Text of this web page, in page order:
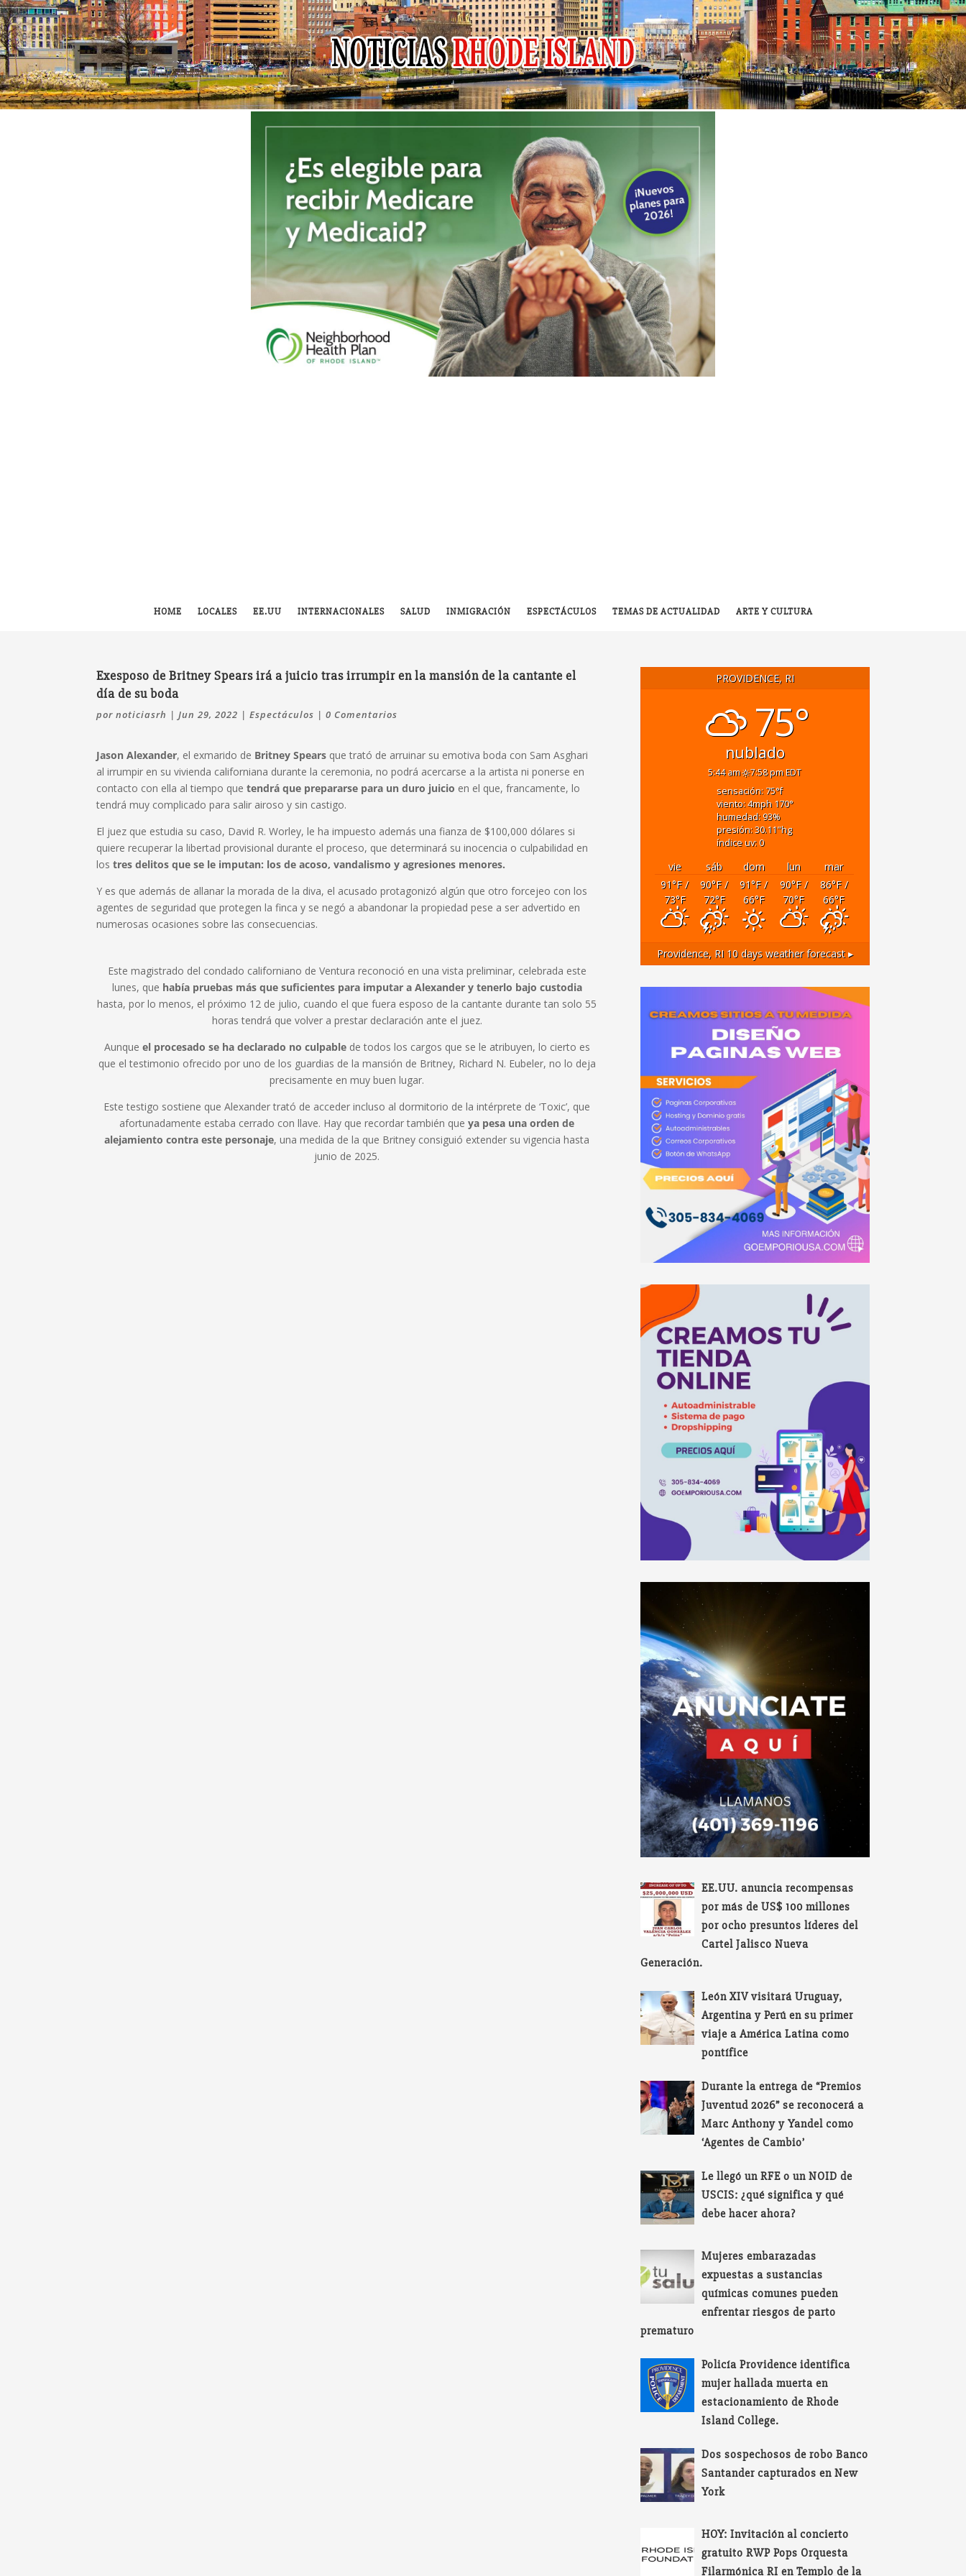
HOME LOCALES EE.UU INTERNACIONALES SALUD INMIGRACIÓN ESPECTÁCULOS TEMAS DE ACTUALIDAD ARTE Y CULTURA
Exesposo de Britney Spears irá a juicio tras irrumpir en la mansión de la cantante el
día de su boda
pornoticiasrh |Jun 29, 2022 |Espectáculos |0 Comentarios
Jason Alexander, el exmarido de Britney Spears que trató de arruinar su emotiva boda con Sam Asghari
al irrumpir en su vivienda californiana durante la ceremonia, no podrá acercarse a la artista ni ponerse en
contacto con ella al tiempo quetendrá que prepararse para un duro juicio en el que, francamente, lo
tendrá muy complicado para salir airoso y sin castigo.
El juez que estudia su caso, David R. Worley, le ha impuesto además una fianza de $100,000 dólares si
quiere recuperar la libertad provisional durante el proceso, que determinará su inocencia o culpabilidad en
lostres delitos que se le imputan: los de acoso, vandalismo y agresiones menores.
Y es que además de allanar la morada de la diva, el acusado protagonizó algún que otro forcejeo con los
agentes de seguridad que protegen la finca y se negó a abandonar la propiedad pese a ser advertido en
numerosas ocasiones sobre las consecuencias.
Este magistrado del condado californiano de Ventura reconoció en una vista preliminar, celebrada este
lunes, que había pruebas más que suficientes para imputar a Alexander y tenerlo bajo custodia
hasta, por lo menos, el próximo 12 de julio, cuando el que fuera esposo de la cantante durante tan solo 55
horas tendrá que volver a prestar declaración ante el juez.
Aunque el procesado se ha declarado no culpablede todos los cargos que se le atribuyen, lo cierto es
que el testimonio ofrecido por uno de los guardias de la mansión de Britney, Richard N. Eubeler, no lo deja
precisamente en muy buen lugar.
Este testigo sostiene que Alexander trató de acceder incluso al dormitorio de la intérprete de ‘Toxic’, que
afortunadamente estaba cerrado con llave. Hay que recordar también queya pesa una orden de
alejamiento contra este personaje, una medida de la que Britney consiguió extender su vigencia hasta
junio de 2025.
PROVIDENCE, RI
75°
nublado
5:44 am 7:58 pm EDT
sensación: 75°f
viento: 4mph170°
humedad: 93%
presión: 30.11"hg
índice uv: 0
vie sáb dom lun
mar
91°F/
73°F
90°F/
72°F
91°F/
66°F
90°F/
70°F
86°F/
66°F
Providence, RI10 days weather forecast ▸
EE.UU. anuncia recompensas
por más de US$ 100 millones
por ocho presuntos líderes del
Cartel Jalisco Nueva
Generación.
León XIV visitará Uruguay,
Argentina y Perú en su primer
viaje a América Latina como
pontífice
Durante la entrega de “Premios
Juventud 2026” se reconocerá a
Marc Anthony y Yandel como
‘Agentes de Cambio’
Le llegó un RFE o un NOID de
USCIS: ¿qué significa y qué
debe hacer ahora?
Mujeres embarazadas
expuestas a sustancias
químicas comunes pueden
enfrentar riesgos de parto
prematuro
Policía Providence identifica
mujer hallada muerta en
estacionamiento de Rhode
Island College.
Dos sospechosos de robo Banco
Santander capturados en New
York
HOY: Invitación al concierto
gratuito RWP Pops Orquesta
Filarmónica RI en Templo de la